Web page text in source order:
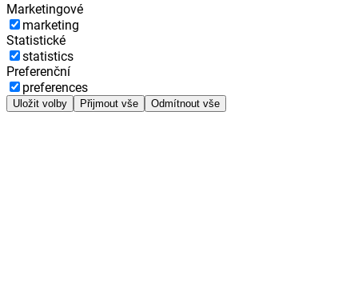
Marketingové
marketing
Statistické
statistics
Preferenční
preferences
Uložit volby Přijmout vše Odmítnout vše